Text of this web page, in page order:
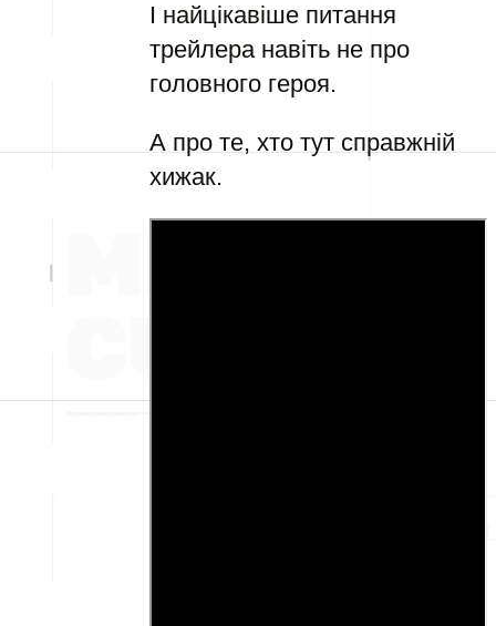
І найцікавіше питання
трейлера навіть не про
головного героя.
А про те, хто тут справжній
хижак.